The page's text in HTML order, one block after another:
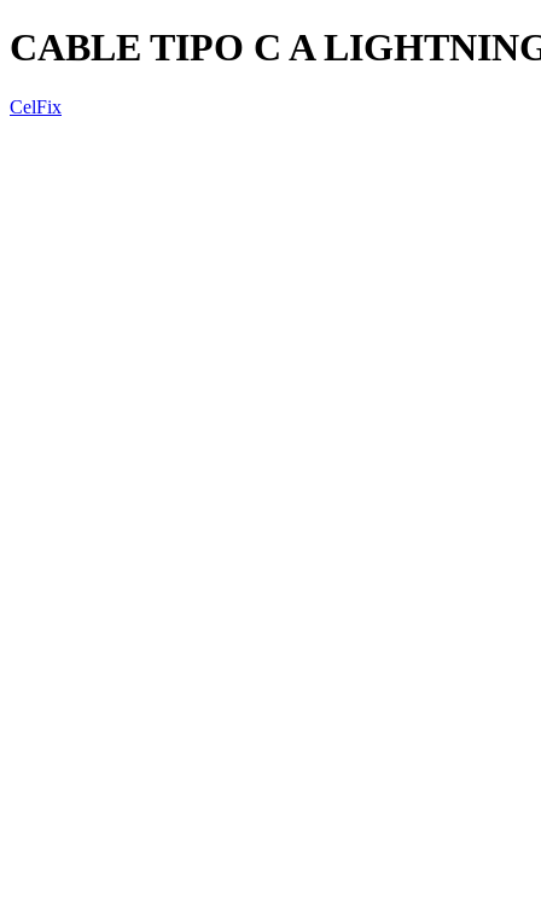
CABLE TIPO C A
CelFix